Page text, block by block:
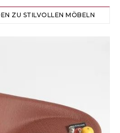
ZU STILVOLLEN MÖBELN